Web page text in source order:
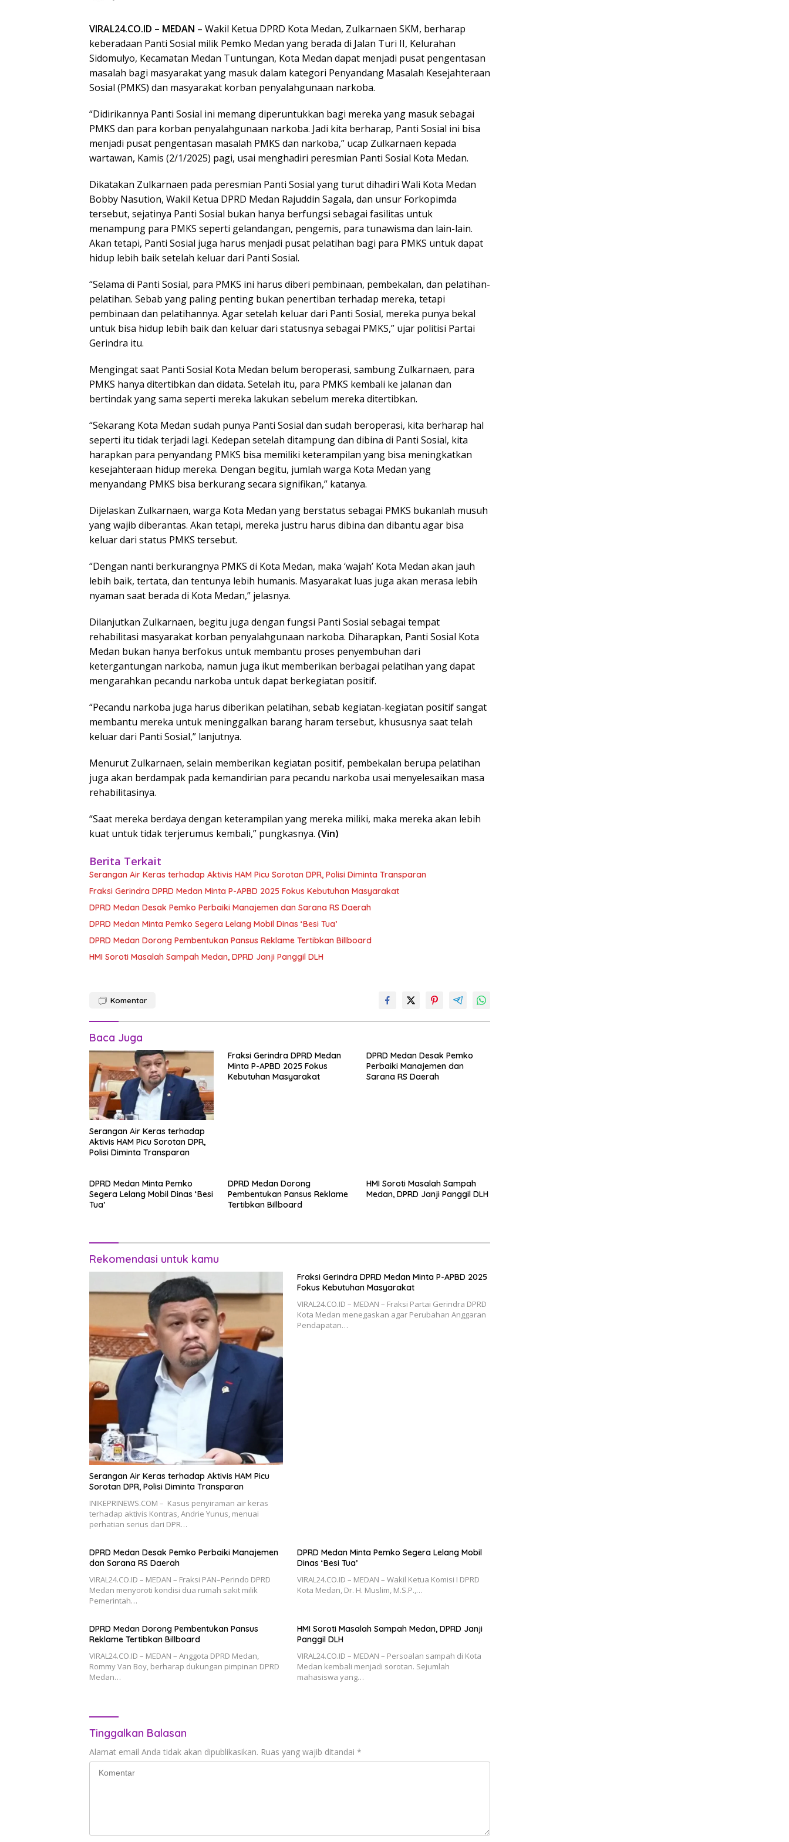
VIRAL24.CO.ID – MEDAN – Wakil Ketua DPRD Kota Medan, Zulkarnaen SKM, berharap
keberadaan Panti Sosial milik Pemko Medan yang berada di Jalan Turi II, Kelurahan
Sidomulyo, Kecamatan Medan Tuntungan, Kota Medan dapat menjadi pusat pengentasan
masalah bagi masyarakat yang masuk dalam kategori Penyandang Masalah Kesejahteraan
Sosial (PMKS) dan masyarakat korban penyalahgunaan narkoba.
“Didirikannya Panti Sosial ini memang diperuntukkan bagi mereka yang masuk sebagai
PMKS dan para korban penyalahgunaan narkoba. Jadi kita berharap, Panti Sosial ini bisa
menjadi pusat pengentasan masalah PMKS dan narkoba,” ucap Zulkarnaen kepada
wartawan, Kamis (2/1/2025) pagi, usai menghadiri peresmian Panti Sosial Kota Medan.
Dikatakan Zulkarnaen pada peresmian Panti Sosial yang turut dihadiri Wali Kota Medan
Bobby Nasution, Wakil Ketua DPRD Medan Rajuddin Sagala, dan unsur Forkopimda
tersebut, sejatinya Panti Sosial bukan hanya berfungsi sebagai fasilitas untuk
menampung para PMKS seperti gelandangan, pengemis, para tunawisma dan lain-lain.
Akan tetapi, Panti Sosial juga harus menjadi pusat pelatihan bagi para PMKS untuk dapat
hidup lebih baik setelah keluar dari Panti Sosial.
“Selama di Panti Sosial, para PMKS ini harus diberi pembinaan, pembekalan, dan pelatihan-
pelatihan. Sebab yang paling penting bukan penertiban terhadap mereka, tetapi
pembinaan dan pelatihannya. Agar setelah keluar dari Panti Sosial, mereka punya bekal
untuk bisa hidup lebih baik dan keluar dari statusnya sebagai PMKS,” ujar politisi Partai
Gerindra itu.
Mengingat saat Panti Sosial Kota Medan belum beroperasi, sambung Zulkarnaen, para
PMKS hanya ditertibkan dan didata. Setelah itu, para PMKS kembali ke jalanan dan
bertindak yang sama seperti mereka lakukan sebelum mereka ditertibkan.
“Sekarang Kota Medan sudah punya Panti Sosial dan sudah beroperasi, kita berharap hal
seperti itu tidak terjadi lagi. Kedepan setelah ditampung dan dibina di Panti Sosial, kita
harapkan para penyandang PMKS bisa memiliki keterampilan yang bisa meningkatkan
kesejahteraan hidup mereka. Dengan begitu, jumlah warga Kota Medan yang
menyandang PMKS bisa berkurang secara signifikan,” katanya.
Dijelaskan Zulkarnaen, warga Kota Medan yang berstatus sebagai PMKS bukanlah musuh
yang wajib diberantas. Akan tetapi, mereka justru harus dibina dan dibantu agar bisa
keluar dari status PMKS tersebut.
“Dengan nanti berkurangnya PMKS di Kota Medan, maka ‘wajah’ Kota Medan akan jauh
lebih baik, tertata, dan tentunya lebih humanis. Masyarakat luas juga akan merasa lebih
nyaman saat berada di Kota Medan,” jelasnya.
Dilanjutkan Zulkarnaen, begitu juga dengan fungsi Panti Sosial sebagai tempat
rehabilitasi masyarakat korban penyalahgunaan narkoba. Diharapkan, Panti Sosial Kota
Medan bukan hanya berfokus untuk membantu proses penyembuhan dari
ketergantungan narkoba, namun juga ikut memberikan berbagai pelatihan yang dapat
mengarahkan pecandu narkoba untuk dapat berkegiatan positif.
“Pecandu narkoba juga harus diberikan pelatihan, sebab kegiatan-kegiatan positif sangat
membantu mereka untuk meninggalkan barang haram tersebut, khususnya saat telah
keluar dari Panti Sosial,” lanjutnya.
Menurut Zulkarnaen, selain memberikan kegiatan positif, pembekalan berupa pelatihan
juga akan berdampak pada kemandirian para pecandu narkoba usai menyelesaikan masa
rehabilitasinya.
“Saat mereka berdaya dengan keterampilan yang mereka miliki, maka mereka akan lebih
kuat untuk tidak terjerumus kembali,” pungkasnya. (Vin)
Berita Terkait
Serangan Air Keras terhadap Aktivis HAM Picu Sorotan DPR, Polisi Diminta Transparan
Fraksi Gerindra DPRD Medan Minta P-APBD 2025 Fokus Kebutuhan Masyarakat
DPRD Medan Desak Pemko Perbaiki Manajemen dan Sarana RS Daerah
DPRD Medan Minta Pemko Segera Lelang Mobil Dinas ‘Besi Tua’
DPRD Medan Dorong Pembentukan Pansus Reklame Tertibkan Billboard
HMI Soroti Masalah Sampah Medan, DPRD Janji Panggil DLH
Komentar
Baca Juga
Serangan Air Keras terhadap
Aktivis HAM Picu Sorotan DPR,
Polisi Diminta Transparan
Fraksi Gerindra DPRD Medan
Minta P-APBD 2025 Fokus
Kebutuhan Masyarakat
DPRD Medan Desak Pemko
Perbaiki Manajemen dan
Sarana RS Daerah
DPRD Medan Minta Pemko
Segera Lelang Mobil Dinas ‘Besi
Tua’
DPRD Medan Dorong
Pembentukan Pansus Reklame
Tertibkan Billboard
HMI Soroti Masalah Sampah
Medan, DPRD Janji Panggil DLH
Rekomendasi untuk kamu
Serangan Air Keras terhadap Aktivis HAM Picu
Sorotan DPR, Polisi Diminta Transparan
INIKEPRINEWS.COM – Kasus penyiraman air keras
terhadap aktivis Kontras, Andrie Yunus, menuai
perhatian serius dari DPR…
Fraksi Gerindra DPRD Medan Minta P-APBD 2025
Fokus Kebutuhan Masyarakat
VIRAL24.CO.ID – MEDAN – Fraksi Partai Gerindra DPRD
Kota Medan menegaskan agar Perubahan Anggaran
Pendapatan…
DPRD Medan Desak Pemko Perbaiki Manajemen
dan Sarana RS Daerah
VIRAL24.CO.ID – MEDAN – Fraksi PAN–Perindo DPRD
Medan menyoroti kondisi dua rumah sakit milik
Pemerintah…
DPRD Medan Minta Pemko Segera Lelang Mobil
Dinas ‘Besi Tua’
VIRAL24.CO.ID – MEDAN – Wakil Ketua Komisi I DPRD
Kota Medan, Dr. H. Muslim, M.S.P.,…
DPRD Medan Dorong Pembentukan Pansus
Reklame Tertibkan Billboard
VIRAL24.CO.ID – MEDAN – Anggota DPRD Medan,
Rommy Van Boy, berharap dukungan pimpinan DPRD
Medan…
HMI Soroti Masalah Sampah Medan, DPRD Janji
Panggil DLH
VIRAL24.CO.ID – MEDAN – Persoalan sampah di Kota
Medan kembali menjadi sorotan. Sejumlah
mahasiswa yang…
Tinggalkan Balasan
Alamat email Anda tidak akan dipublikasikan. Ruas yang wajib ditandai *